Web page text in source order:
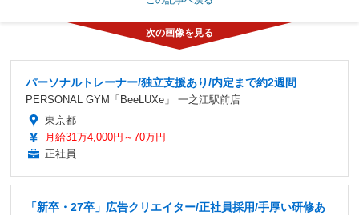
パーソナルトレーナー/独立支援あり/内定まで約2週間
PERSONAL GYM「BeeLUXe」 一之江駅前店
東京都
月給31万4,000円～70万円
正社員
「新卒・27卒」広告クリエイター/正社員採用/手厚い研修あ